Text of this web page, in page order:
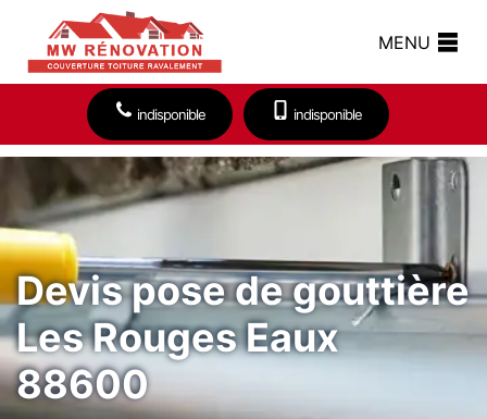
MENU
indisponible indisponible
Devis pose de gouttière
Les Rouges Eaux
88600